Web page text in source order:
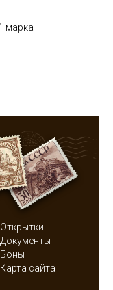
марка
Открытки
Документы
Боны
Карта сайта